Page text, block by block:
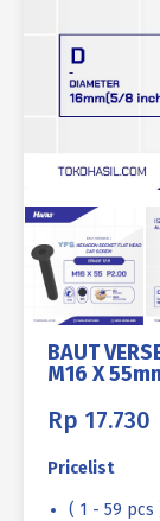
BAUT
M16 X
Rp 17.730
Pricelist
( 1 - 59 pcs